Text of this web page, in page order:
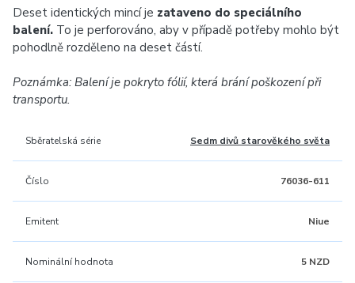
Deset identických mincí je zataveno do speciálního
balení. To je perforováno, aby v případě potřeby mohlo být
pohodlně rozděleno na deset částí.
Poznámka: Balení je pokryto fólií, která brání poškození při
transportu.
Sběratelská série Sedm divů starověkého světa
Číslo 76036-611
Emitent Niue
Nominální hodnota 5 NZD